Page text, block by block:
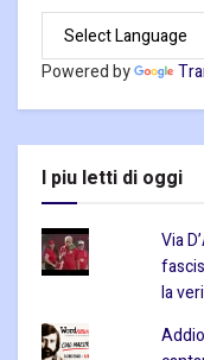
Powered by
I piu letti di oggi
Via
la